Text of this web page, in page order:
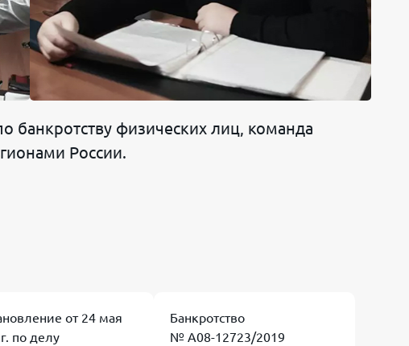
физических лиц, команда
России.
от 24 мая
по делу
Банкротство
№ А08-12723/2019